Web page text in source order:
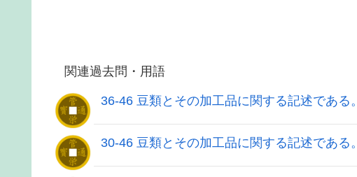
関連過去問・用語
36-46 豆類とその加工品に関する記述である。
30-46 豆類とその加工品に関する記述である。